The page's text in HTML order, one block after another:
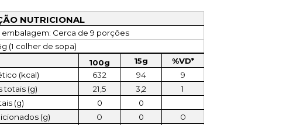
NUTRICIONAL
Cerca de 9 porções
(1 colher de sopa)
100g
15g
%VD*
(kcal)
632 94
9
totais (g)
21,5 3,2
1
(g)
0
0
(g)
0 0
0